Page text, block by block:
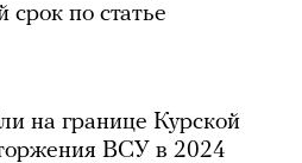
по статье
на границе Курской
ВСУ в 2024